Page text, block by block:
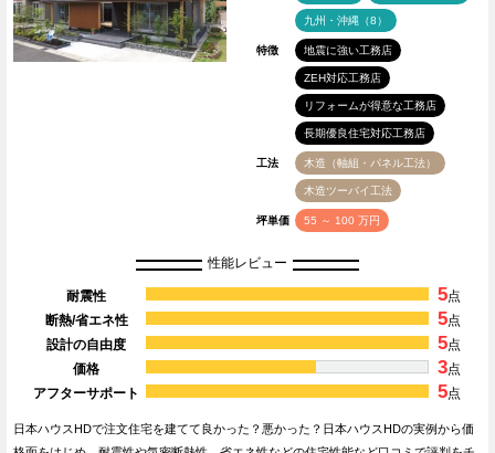
九州・沖縄（8）
特徴 地震に強い工務店
ZEH対応工務店
リフォームが得意な工務店
長期優良住宅対応工務店
工法 木造（軸組・パネル工法）
木造ツーバイ工法
坪単価 55 ～ 100 万円
性能レビュー
耐震性 5点
断熱/省エネ性
5点
設計の自由度
5点
価格
3点
アフターサポート
5点
日本ハウスHDで注文住宅を建てて良かった？悪かった？日本ハウスHDの実例から価